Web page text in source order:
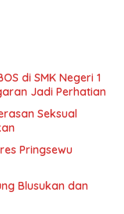
di SMK Negeri 1
Jadi Perhatian
Seksual
Pringsewu
Blusukan dan